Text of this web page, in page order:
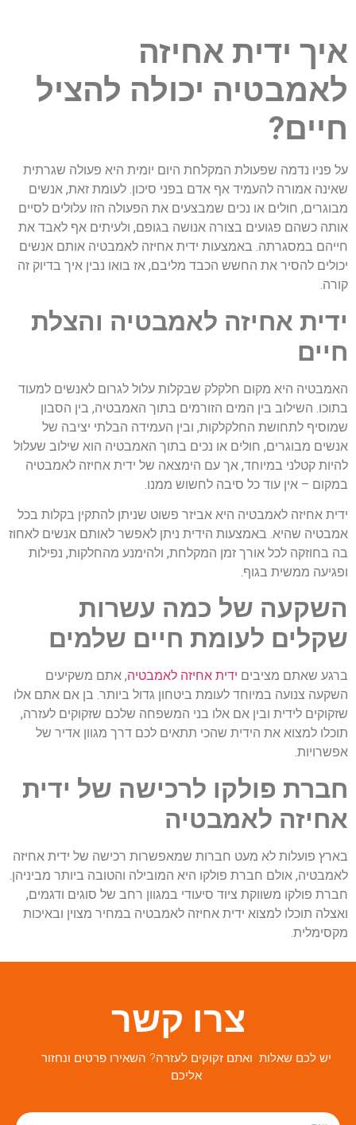
איך ידית אחיזה
לאמבטיה יכולה להציל
חיים?
על פניו נדמה שפעולת המקלחת היום יומית היא פעולה שגרתית
שאינה אמורה להעמיד אף אדם בפני סיכון. לעומת זאת, אנשים
מבוגרים, חולים או נכים שמבצעים את הפעולה הזו עלולים לסיים
אותה כשהם פגועים בצורה אנושה בגופם, ולעיתים אף לאבד את
חייהם במסגרתה. באמצעות ידית אחיזה לאמבטיה אותם אנשים
יכולים להסיר את החשש הכבד מליבם, אז בואו נבין איך בדיוק זה
קורה.
ידית אחיזה לאמבטיה והצלת
חיים
האמבטיה היא מקום חלקלק שבקלות עלול לגרום לאנשים למעוד
בתוכו. השילוב בין המים הזורמים בתוך האמבטיה, בין הסבון
שמוסיף לתחושת החלקלקות, ובין העמידה הבלתי יציבה של
אנשים מבוגרים, חולים או נכים בתוך האמבטיה הוא שילוב שעלול
להיות קטלני במיוחד, אך עם הימצאה של ידית אחיזה לאמבטיה
במקום – אין עוד כל סיבה לחשוש ממנו.
ידית אחיזה לאמבטיה היא אביזר פשוט שניתן להתקין בקלות בכל
אמבטיה שהיא. באמצעות הידית ניתן לאפשר לאותם אנשים לאחוז
בה בחוזקה לכל אורך זמן המקלחת, ולהימנע מהחלקות, נפילות
ופגיעה ממשית בגוף.
השקעה של כמה עשרות
שקלים לעומת חיים שלמים
ברגע שאתם מציבים ידית אחיזה לאמבטיה, אתם משקיעים
השקעה צנועה במיוחד לעומת ביטחון גדול ביותר. בן אם אתם אלו
שזקוקים לידית ובין אם אלו בני המשפחה שלכם שזקוקים לעזרה,
תוכלו למצוא את הידית שהכי תתאים לכם דרך מגוון אדיר של
אפשרויות.
חברת פולקו לרכישה של ידית
אחיזה לאמבטיה
בארץ פועלות לא מעט חברות שמאפשרות רכישה של ידית אחיזה
לאמבטיה, אולם חברת פולקו היא המובילה והטובה ביותר מביניהן.
חברת פולקו משווקת ציוד סיעודי במגוון רחב של סוגים ודגמים,
ואצלה תוכלו למצוא ידית אחיזה לאמבטיה במחיר מצוין ובאיכות
מקסימלית.
צרו קשר
יש לכם שאלות ואתם זקוקים לעזרה? השאירו פרטים ונחזור
אליכם